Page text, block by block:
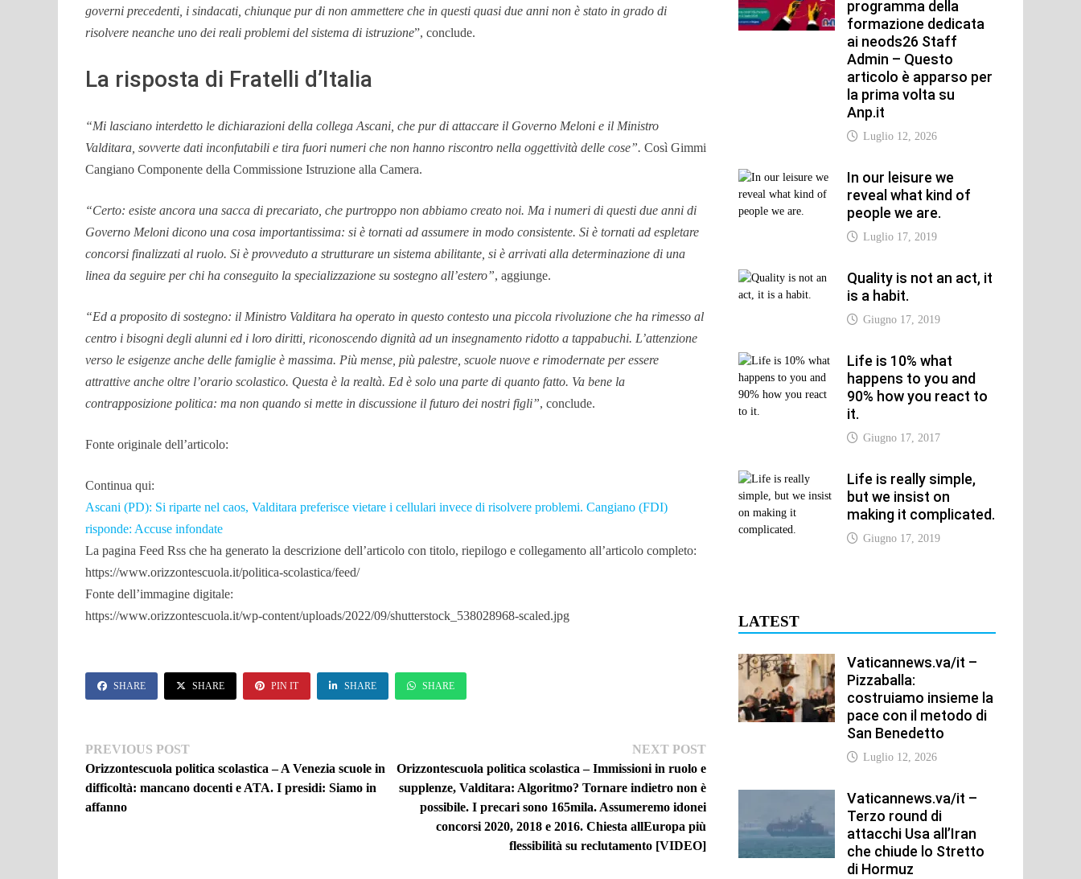
governi precedenti, i sindacati, chiunque pur di non ammettere che in questi quasi due anni non è stato in grado di
risolvere neanche uno dei reali problemi del sistema di istruzione”, conclude.
La risposta di Fratelli d’Italia
“Mi lasciano interdetto le dichiarazioni della collega Ascani, che pur di attaccare il Governo Meloni e il Ministro
Valditara, sovverte dati inconfutabili e tira fuori numeri che non hanno riscontro nella oggettività delle cose”. Così Gimmi
Cangiano Componente della Commissione Istruzione alla Camera.
“Certo: esiste ancora una sacca di precariato, che purtroppo non abbiamo creato noi. Ma i numeri di questi due anni di
Governo Meloni dicono una cosa importantissima: si è tornati ad assumere in modo consistente. Si è tornati ad espletare
concorsi finalizzati al ruolo. Si è provveduto a strutturare un sistema abilitante, si è arrivati alla determinazione di una
linea da seguire per chi ha conseguito la specializzazione su sostegno all’estero”, aggiunge.
“Ed a proposito di sostegno: il Ministro Valditara ha operato in questo contesto una piccola rivoluzione che ha rimesso al
centro i bisogni degli alunni ed i loro diritti, riconoscendo dignità ad un insegnamento ridotto a tappabuchi. L’attenzione
verso le esigenze anche delle famiglie è massima. Più mense, più palestre, scuole nuove e rimodernate per essere
attrattive anche oltre l’orario scolastico. Questa è la realtà. Ed è solo una parte di quanto fatto. Va bene la
contrapposizione politica: ma non quando si mette in discussione il futuro dei nostri figli”, conclude.
Fonte originale dell’articolo:
Continua qui:
Ascani (PD): Si riparte nel caos, Valditara preferisce vietare i cellulari invece di risolvere problemi. Cangiano (FDI)
risponde: Accuse infondate
La pagina Feed Rss che ha generato la descrizione dell’articolo con titolo, riepilogo e collegamento all’articolo completo:
https://www.orizzontescuola.it/politica-scolastica/feed/
Fonte dell’immagine digitale:
https://www.orizzontescuola.it/wp-content/uploads/2022/09/shutterstock_538028968-scaled.jpg
SHARE SHARE PIN IT SHARE SHARE
Navigazione
articoli
PREVIOUS POSTPrevious
post:
Orizzontescuola politica scolastica – A Venezia scuole in
difficoltà: mancano docenti e ATA. I presidi: Siamo in
affanno
NEXT POSTNext
post:
Orizzontescuola politica scolastica – Immissioni in ruolo e
supplenze, Valditara: Algoritmo? Tornare indietro non è
possibile. I precari sono 165mila. Assumeremo idonei
concorsi 2020, 2018 e 2016. Chiesta allEuropa più
flessibilità su reclutamento [VIDEO]
programma della
formazione dedicata
ai neods26 Staff
Admin – Questo
articolo è apparso per
la prima volta su
Anp.it
Luglio 12, 2026
In our leisure we
reveal what kind of
people we are.
Luglio 17, 2019
Quality is not an act, it
is a habit.
Giugno 17, 2019
Life is 10% what
happens to you and
90% how you react to
it.
Giugno 17, 2017
Life is really simple,
but we insist on
making it complicated.
Giugno 17, 2019
LATEST
Vaticannews.va/it –
Pizzaballa:
costruiamo insieme la
pace con il metodo di
San Benedetto
Luglio 12, 2026
Vaticannews.va/it –
Terzo round di
attacchi Usa all’Iran
che chiude lo Stretto
di Hormuz